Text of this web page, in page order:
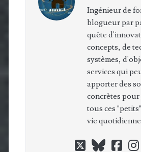
Ingénieur de
blogueur par
quête
concepts, de
systèmes,
services qui
apporter des
concrètes
tous ces
vie
twitterbluesky